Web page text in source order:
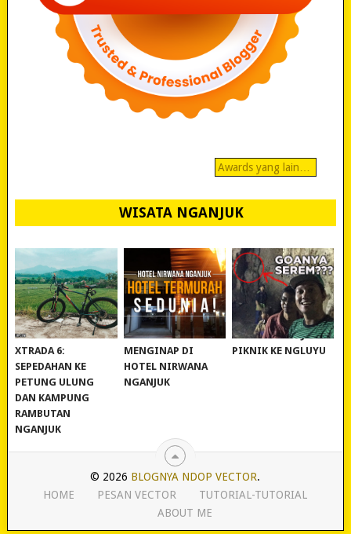
Awards yang lain…
WISATA NGANJUK
REVIEW POLYGON
XTRADA 6:
SEPEDAHAN KE
PETUNG ULUNG
DAN KAMPUNG
RAMBUTAN
NGANJUK
MURAH BANGET!
MENGINAP DI
HOTEL NIRWANA
NGANJUK
WISATA NGANJUK:
PIKNIK KE NGLUYU
© 2026 BLOGNYA NDOP VECTOR.
HOME
PESAN VECTOR
TUTORIAL-TUTORIAL
ABOUT ME